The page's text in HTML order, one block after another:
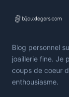
Blog personnel
joaillerie fine. Je
coups de coeur
enthousiasme.